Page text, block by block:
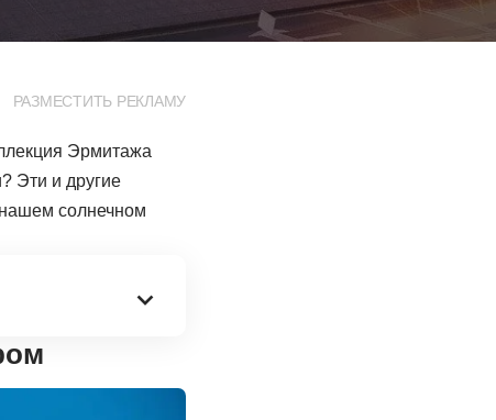
РАЗМЕСТИТЬ РЕКЛАМУ
Эрмитажа
Эти и другие
солнечном